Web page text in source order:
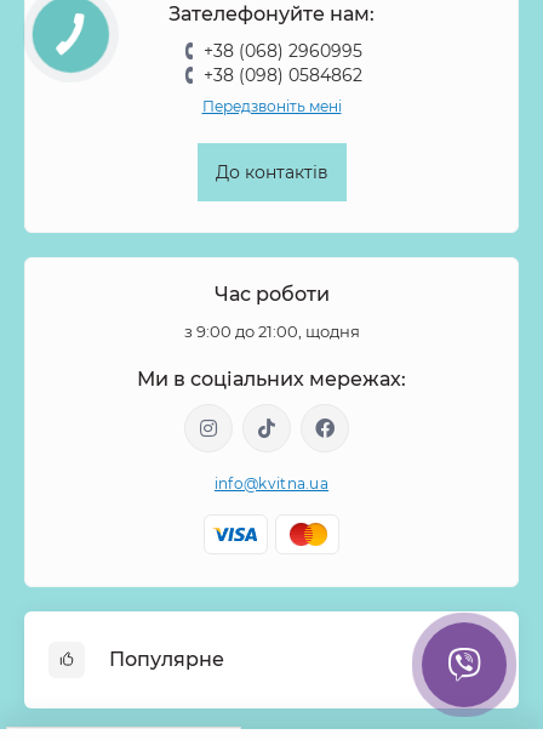
Зателефонуйте нам:
+38 (068) 2960995
+38 (098) 0584862
Передзвоніть мені
До контактів
Час роботи
з 9:00 до 21:00, щодня
Ми в соціальних мережах:
info@kvitna.ua
Популярне
Онлайн-Вітрина